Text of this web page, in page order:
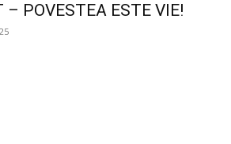
– POVESTEA ESTE VIE!